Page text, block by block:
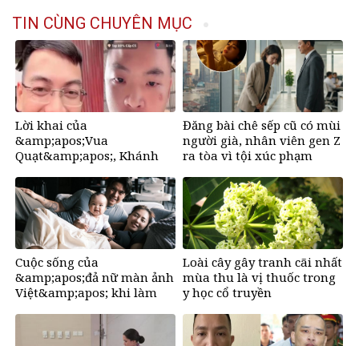
TIN CÙNG CHUYÊN MỤC
Lời khai của
&amp;apos;Vua
Quạt&amp;apos;, Khánh
và Hồ Văn Khoa
Đăng bài chê sếp cũ có mùi
người già, nhân viên gen Z
ra tòa vì tội xúc phạm
Cuộc sống của
&amp;apos;đả nữ màn ảnh
Việt&amp;apos; khi làm
Loài cây gây tranh cãi nhất
mùa thu là vị thuốc trong
y học cổ truyền